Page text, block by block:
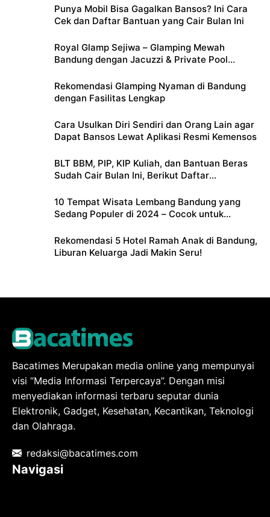
Punya Mobil Bisa Gagalkan Bansos? Ini Cara
Cek dan Daftar Bantuan yang Cair Bulan Ini
Royal Glamp Sejiwa – Glamping Mewah
Bandung dengan Jacuzzi & Private Pool
Rekomendasi Glamping Nyaman di Bandung
dengan Fasilitas Lengkap
Cara Usulkan Diri Sendiri dan Orang Lain agar
Dapat Bansos Lewat Aplikasi Resmi Kemensos
BLT BBM, PIP, KIP Kuliah, dan Bantuan Beras
Sudah Cair Bulan Ini, Berikut Daftar
10 Tempat Wisata Lembang Bandung yang
Sedang Populer di 2024 – Cocok untuk
Rekomendasi 5 Hotel Ramah Anak di Bandung,
Liburan Keluarga Jadi Makin Seru!
Bacatimes Merupakan media online yang mempunyai
visi “Media Informasi Terpercaya”. Dengan misi
menyediakan informasi terbaru seputar dunia
Elektronik, Gadget, Kesehatan, Kecantikan, Teknologi
dan Olahraga.
redaksi@bacatimes.com
Navigasi